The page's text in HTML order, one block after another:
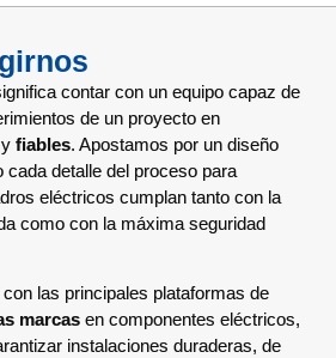
contar con un equipo capaz de
de un proyecto en
fiables. Apostamos por un diseño
cada detalle del proceso para
eléctricos cumplan tanto con la
como con la máxima seguridad
las principales plataformas de
marcas en componentes eléctricos,
instalaciones duraderas, de